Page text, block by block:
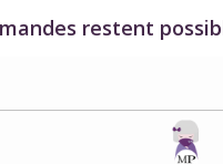
restent